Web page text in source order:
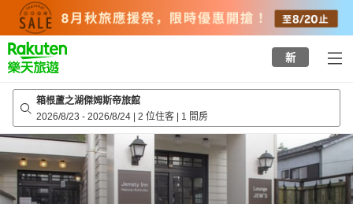
top
page
新
箱根蘆之湖傑姆斯帝旅館
2026/8/23 - 2026/8/24 | 2 位住客 | 1 間房